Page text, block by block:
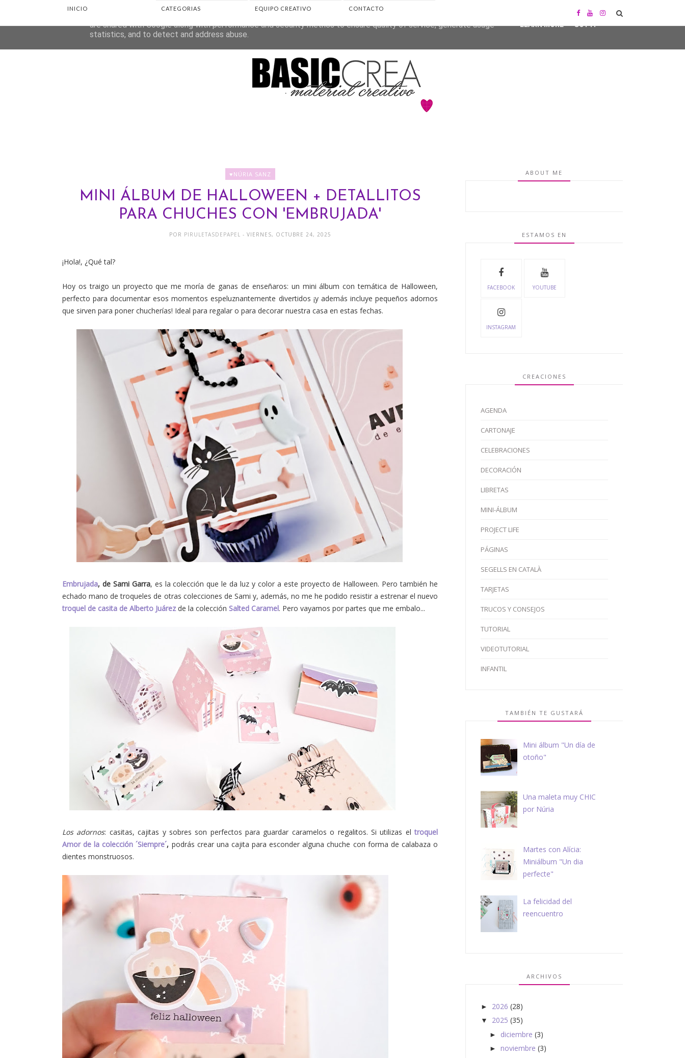
INICIO CATEGORIAS EQUIPO CREATIVO CONTACTO
♥NÚRIA SANZ
MINI ÁLBUM DE HALLOWEEN + DETALLITOS
PARA CHUCHES CON 'EMBRUJADA'
POR PIRULETASDEPAPEL - VIERNES, OCTUBRE 24, 2025
¡Hola!, ¿Qué tal?
Hoy os traigo un proyecto que me moría de ganas de enseñaros: un mini álbum con temática de Halloween,
perfecto para documentar esos momentos espeluznantemente divertidos ¡y además incluye pequeños adornos
que sirven para poner chucherías! Ideal para regalar o para decorar nuestra casa en estas fechas.
Embrujada, de Sami Garra, es la colección que le da luz y color a este proyecto de Halloween. Pero también he
echado mano de troqueles de otras colecciones de Sami y, además, no me he podido resistir a estrenar el nuevo
troquel de casita de Alberto Juárez de la colección Salted Caramel. Pero vayamos por partes que me embalo...
Los adornos: casitas, cajitas y sobres son perfectos para guardar caramelos o regalitos. Si utilizas eltroquel
Amor de la colección ´Siempre´, podrás crear una cajita para esconder alguna chuche con forma de calabaza o
dientes monstruosos.
ABOUT ME
ESTAMOS EN
FACEBOOK YOUTUBE
INSTAGRAM
CREACIONES
AGENDA
CARTONAJE
CELEBRACIONES
DECORACIÓN
LIBRETAS
MINI-ÁLBUM
PROJECT LIFE
PÁGINAS
SEGELLS EN CATALÀ
TARJETAS
TRUCOS Y CONSEJOS
TUTORIAL
VIDEOTUTORIAL
INFANTIL
TAMBIÉN TE GUSTARÁ
Mini álbum "Un día de
otoño"
Una maleta muy CHIC
por Núria
Martes con Alícia:
Miniálbum "Un dia
perfecte"
La felicidad del
reencuentro
ARCHIVOS
► 2026 (28)
▼ 2025 (35)
► diciembre (3)
► noviembre (3)
This site uses cookies from Google to deliver its services and to analyze traffic. Your IP address and user-agent
are shared with Google along with performance and security metrics to ensure quality of service, generate usage
statistics, and to detect and address abuse.
LEARN MORE GOT IT